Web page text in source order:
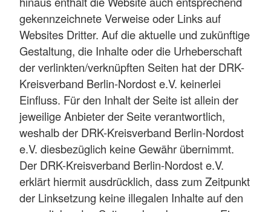
gekennzeichnete Verweise oder Links auf
Websites Dritter. Auf die aktuelle und zukünftige
Gestaltung, die Inhalte oder die Urheberschaft
der verlinkten/verknüpften Seiten hat der DRK-
Kreisverband Berlin-Nordost e.V. keinerlei
Einfluss. Für den Inhalt der Seite ist allein der
jeweilige Anbieter der Seite verantwortlich,
weshalb der DRK-Kreisverband Berlin-Nordost
e.V. diesbezüglich keine Gewähr übernimmt.
Der DRK-Kreisverband Berlin-Nordost e.V.
erklärt hiermit ausdrücklich, dass zum Zeitpunkt
der Linksetzung keine illegalen Inhalte auf den